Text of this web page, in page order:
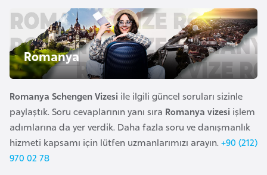
n
V
i
z
e
İ
ş
l
e
m
i
ş
i
Romanya
Romanya Schengen Vizesi ile ilgili güncel soruları sizinle
paylaştık. Soru cevaplarının yanı sıra Romanya vizesi işlem
adımlarına da yer verdik. Daha fazla soru ve danışmanlık
hizmeti kapsamı için lütfen uzmanlarımızı arayın. +90 (212)
970 02 78
A
v
u
t
u
r
y
a